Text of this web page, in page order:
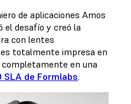
de aplicaciones Amos
el desafío y creó la
con lentes
totalmente impresa en
completamente en una
SLA de Formlabs.